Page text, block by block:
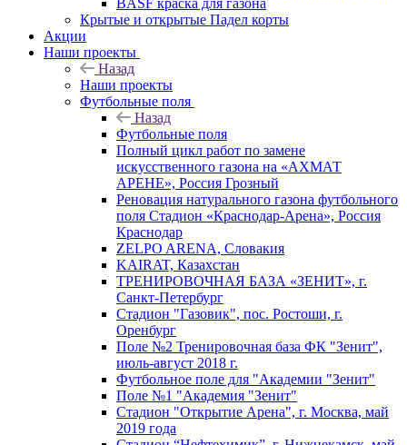
BASF краска для газона
Крытые и открытые Падел корты
Акции
Наши проекты
Назад
Наши проекты
Футбольные поля
Назад
Футбольные поля
Полный цикл работ по замене
искусственного газона на «АХМАТ
АРЕНЕ», Россия Грозный
Реновация натурального газона футбольного
поля Стадион «Краснодар-Арена», Россия
Краснодар
ZELPO ARENA, Словакия
KAIRAT, Казахстан
ТРЕНИРОВОЧНАЯ БАЗА «ЗЕНИТ», г.
Санкт-Петербург
Стадион "Газовик", пос. Ростоши, г.
Оренбург
Поле №2 Тренировочная база ФК "Зенит",
июль-август 2018 г.
Футбольное поле для "Академии "Зенит"
Поле №1 "Академия "Зенит"
Стадион "Открытие Арена", г. Москва, май
2019 года